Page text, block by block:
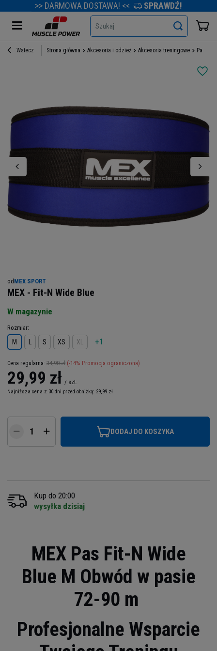
>> DARMOWA DOSTAWA! << SPRAWDŹ!
Szukaj
Wstecz Strona główna Akcesoria i odzież Akcesoria treningowe Pasy
od MEX SPORT
MEX - Fit-N Wide Blue
W magazynie
Rozmiar
M S XS XL +1
Cena regularna: 34,90 zł (-14% Promocja ograniczona)
29,99 zł / szt.
Najniższa cena z 30 dni przed obniżką: 29,99 zł
DODAJ DO KOSZYKA
Kup do 20:00
wysyłka dzisiaj
MEX Pas Fit-N Wide
Blue M Obwód w pasie
72-90 m
Profesjonalne Wsparcie